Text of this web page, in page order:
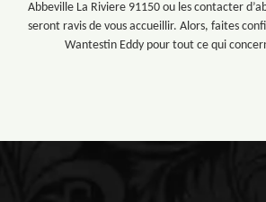
Abbeville La Riviere 91150 ou les contacter
seront ravis de vous accueillir. Alors, faites
Wantestin Eddy pour tout ce qui